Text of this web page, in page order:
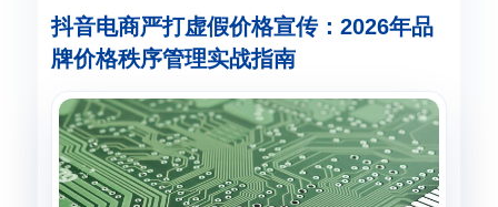
抖音电商严打虚假价格宣传：2026年品
牌价格秩序管理实战指南